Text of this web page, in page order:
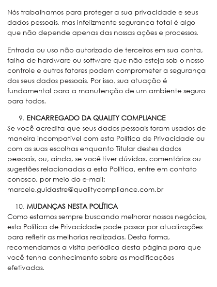
Nós trabalhamos para proteger a sua privacidade e seus
dados pessoais, mas infelizmente segurança total é algo
que não depende apenas das nossas ações e processos.
Entrada ou uso não autorizado de terceiros em sua conta,
falha de hardware ou software que não esteja sob o nosso
controle e outros fatores podem comprometer a segurança
dos seus dados pessoais. Por isso, sua atuação é
fundamental para a manutenção de um ambiente seguro
para todos.
ENCARREGADO DA QUALITY COMPLIANCE
Se você acredita que seus dados pessoais foram usados de
maneira incompatível com esta Política de Privacidade ou
com as suas escolhas enquanto Titular destes dados
pessoais, ou, ainda, se você tiver dúvidas, comentários ou
sugestões relacionadas a esta Política, entre em contato
conosco, por meio do e-mail:
marcele.guidastre@qualitycompliance.com.br
MUDANÇAS NESTA POLÍTICA
Como estamos sempre buscando melhorar nossos negócios,
esta Política de Privacidade pode passar por atualizações
para refletir as melhorias realizadas. Desta forma,
recomendamos a visita periódica desta página para que
você tenha conhecimento sobre as modificações
efetivadas.